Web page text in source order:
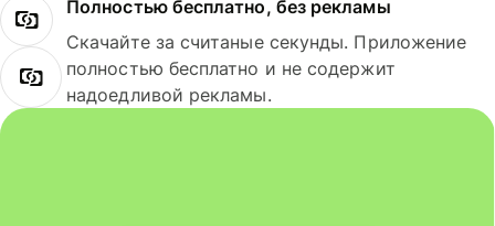
Полностью бесплатно, без рекламы
Скачайте за считаные секунды. Приложение
полностью бесплатно и не содержит
надоедливой рекламы.